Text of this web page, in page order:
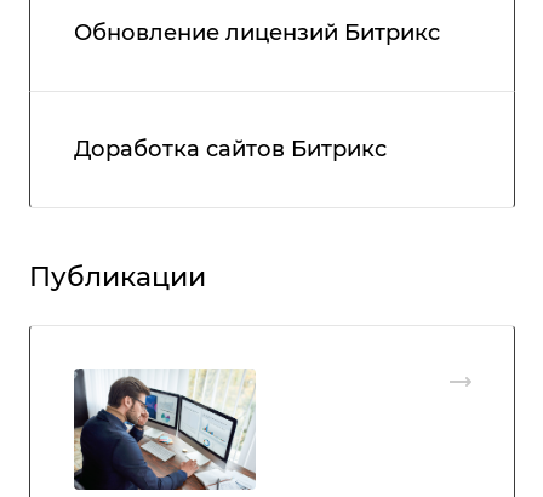
Обновление лицензий Битрикс
Доработка сайтов Битрикс
Публикации